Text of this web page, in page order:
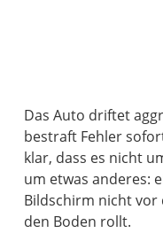
Das Auto driftet
bestraft Fehler
klar, dass es nicht
um etwas anderes:
Bildschirm nicht vor
den Boden rollt.